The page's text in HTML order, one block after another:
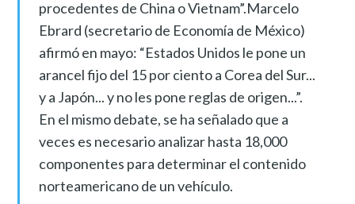
procedentes de China o Vietnam”.Marcelo
Ebrard (secretario de Economía de México)
afirmó en mayo: “Estados Unidos le pone un
arancel fijo del 15 por ciento a Corea del Sur...
y a Japón... y no les pone reglas de origen...”.
En el mismo debate, se ha señalado que a
veces es necesario analizar hasta 18,000
componentes para determinar el contenido
norteamericano de un vehículo.